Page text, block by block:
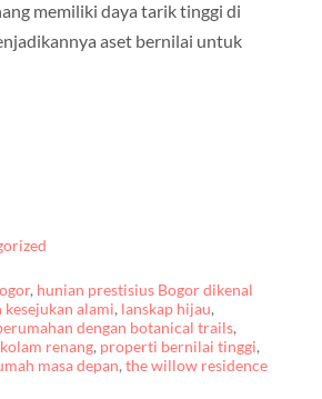
memiliki daya tarik tinggi di
aset bernilai untuk
, hunian prestisius Bogor dikenal
kesejukan alami, lanskap hijau,
dengan botanical trails,
renang, properti bernilai tinggi,
masa depan, the willow residence